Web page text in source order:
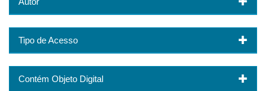
Tipo de Acesso
Contém Objeto Digital